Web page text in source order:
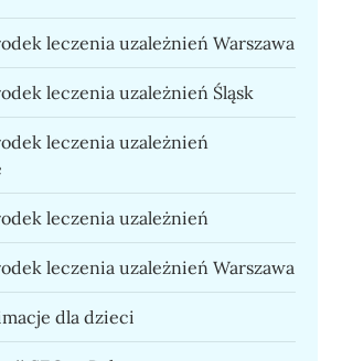
leczenia uzależnień Warszawa
leczenia uzależnień Śląsk
leczenia uzależnień
leczenia uzależnień
leczenia uzależnień Warszawa
dla dzieci